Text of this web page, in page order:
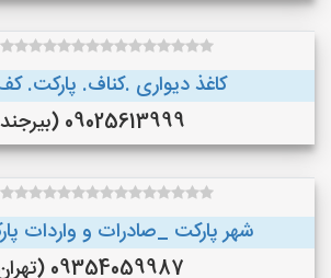
کاغذ دیواری .کناف. پارکت.
09025613999 (بیرجند )
شهر پارکت _صادرات و واردات
09354059987 (تهران)